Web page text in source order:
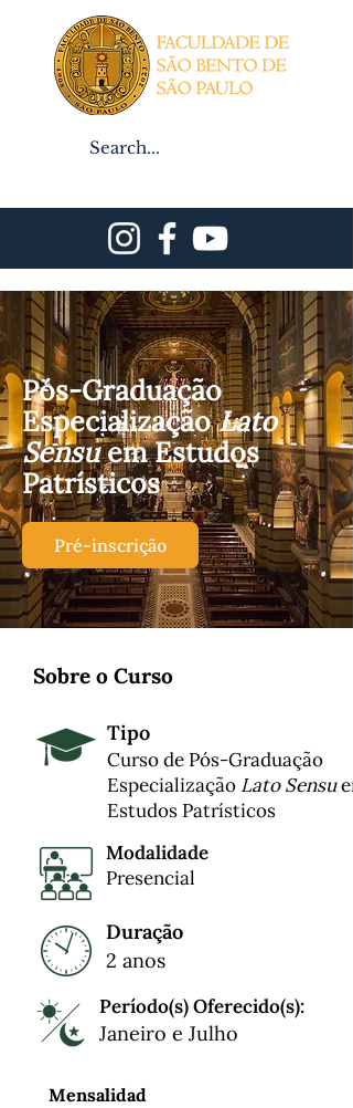
Pós-Graduação
EspecializaçãoLato
Sensuem Estudos
Patrísticos
Pré-inscrição
Sobre o Curso
Tipo
Curso de Pós-Graduação
Especialização Lato Sensu
Estudos Patrísticos
Modalidade
Presencial
Duração
2 anos
Período(s) Oferecido(s):
Janeiro e Julho
Mensalidad